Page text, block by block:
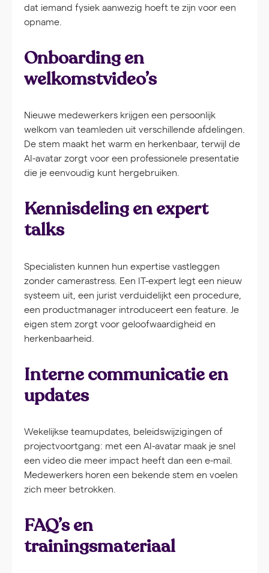
dat iemand fysiek aanwezig hoeft te zijn voor een
opname.
Onboarding en
welkomstvideo’s
Nieuwe medewerkers krijgen een persoonlijk
welkom van teamleden uit verschillende afdelingen.
De stem maakt het warm en herkenbaar, terwijl de
AI-avatar zorgt voor een professionele presentatie
die je eenvoudig kunt hergebruiken.
Kennisdeling en expert
talks
Specialisten kunnen hun expertise vastleggen
zonder camerastress. Een IT-expert legt een nieuw
systeem uit, een jurist verduidelijkt een procedure,
een productmanager introduceert een feature. Je
eigen stem zorgt voor geloofwaardigheid en
herkenbaarheid.
Interne communicatie en
updates
Wekelijkse teamupdates, beleidswijzigingen of
projectvoortgang: met een AI-avatar maak je snel
een video die meer impact heeft dan een e-mail.
Medewerkers horen een bekende stem en voelen
zich meer betrokken.
FAQ’s en
trainingsmateriaal